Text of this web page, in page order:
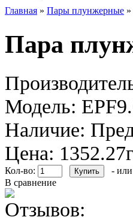
Главная » Пары плунжерные »
Пара
Модель:
Наличие:
Цена:
Кол-во: -
В сравнение